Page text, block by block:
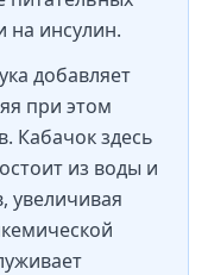
на инсулин.
добавляет
при этом
Кабачок здесь
из воды и
увеличивая